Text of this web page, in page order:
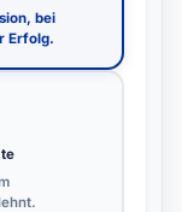
bei
Erfolg.